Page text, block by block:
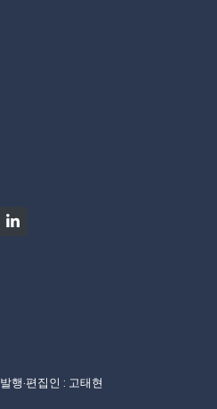
발행·편집인 : 고태현